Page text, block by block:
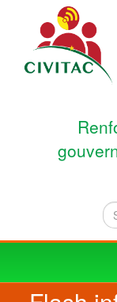
Skip to main content